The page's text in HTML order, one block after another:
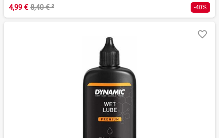
4,99 € 8,40 €² -40%